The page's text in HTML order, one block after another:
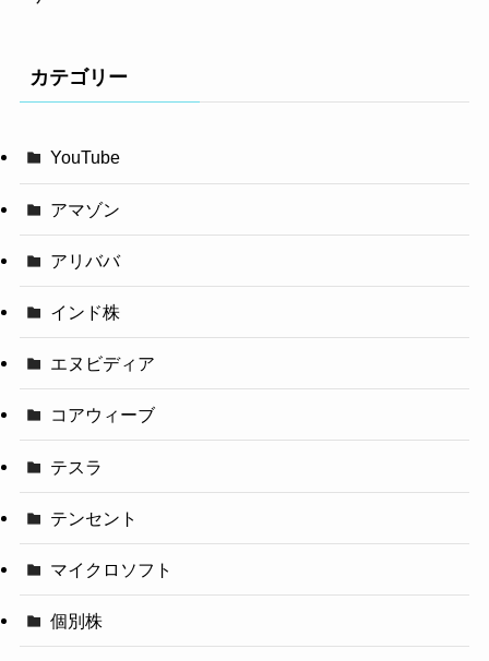
カテゴリー
YouTube
アマゾン
アリババ
インド株
エヌビディア
コアウィーブ
テスラ
テンセント
マイクロソフト
個別株